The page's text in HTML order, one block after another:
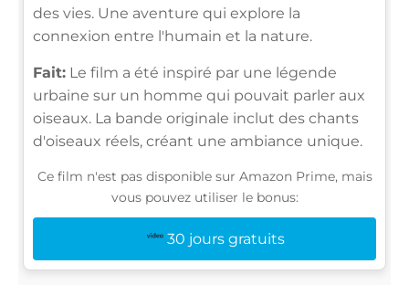
des vies. Une aventure qui explore la
connexion entre l'humain et la nature.
Fait: Le film a été inspiré par une légende
urbaine sur un homme qui pouvait parler aux
oiseaux. La bande originale inclut des chants
d'oiseaux réels, créant une ambiance unique.
Ce film n'est pas disponible sur Amazon Prime, mais
vous pouvez utiliser le bonus:
30 jours gratuits